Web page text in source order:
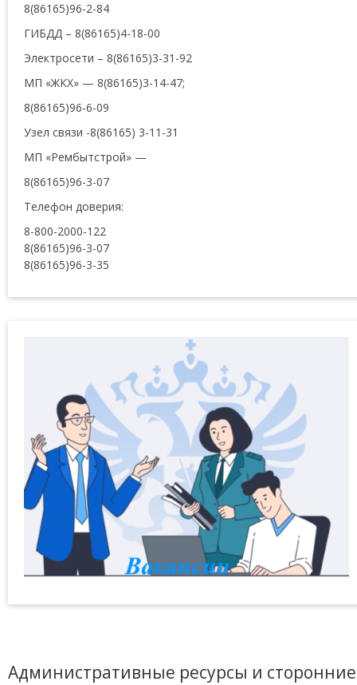
8(86165)96-2-84
ГИБДД – 8(86165)4-18-00
Электросети – 8(86165)3-31-92
МП «ЖКХ» — 8(86165)3-14-47;
8(86165)96-6-09
Узел связи -8(86165) 3-11-31
МП «Рембытстрой» —
8(86165)96-3-07
Телефон доверия:
8-800-2000-122
8(86165)96-3-07
8(86165)96-3-35
Административные ресурсы и сторонние